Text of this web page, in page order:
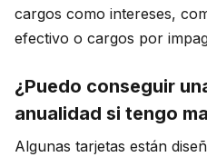
cargos como intereses,
efectivo o cargos por
¿Puedo conseguir
anualidad si tengo
Algunas tarjetas están